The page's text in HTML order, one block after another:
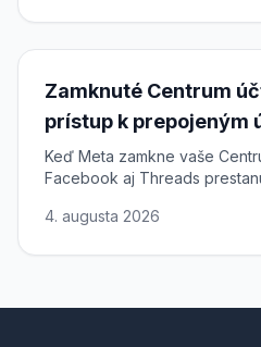
Zamknuté Centrum
prístup k prepojeným
Keď Meta zamkne vaše
Facebook aj Threads
4. augusta 2026